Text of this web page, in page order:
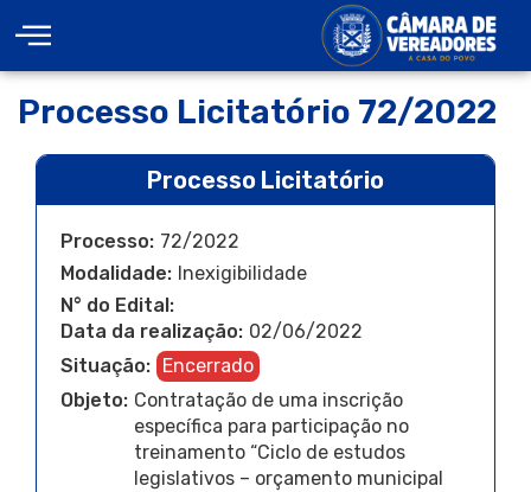
Processo Licitatório 72/2022
Processo Licitatório
Processo: 72/2022
Modalidade: Inexigibilidade
N° do Edital:
Data da realização: 02/06/2022
Situação: Encerrado
Objeto: Contratação de uma inscrição
específica para participação no
treinamento “Ciclo de estudos
legislativos – orçamento municipal